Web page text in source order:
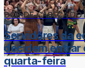
DOR-DE-CABEÇA DO
Servidores da
decidem entrar
quarta-feira